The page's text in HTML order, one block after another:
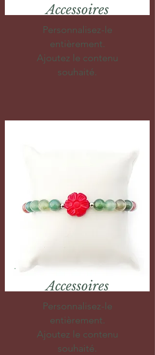
Accessoires
Personnalisez-le
entièrement.
Ajoutez le contenu
souhaité.
Accessoires
Personnalisez-le
entièrement.
Ajoutez le contenu
souhaité.